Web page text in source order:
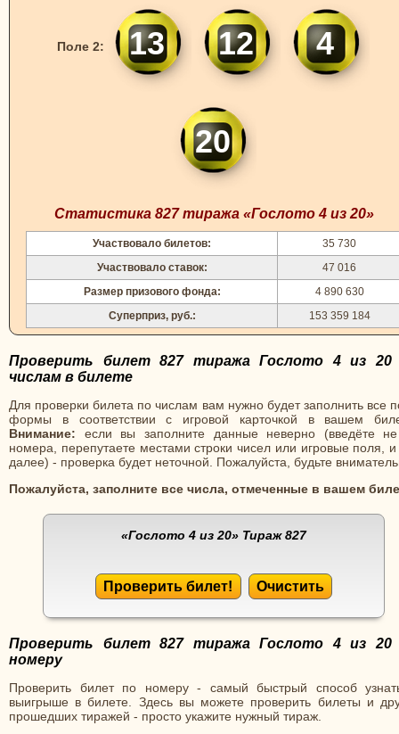
Поле 2: 13 12 4
20
Статистика 827 тиража «Гослото 4 из 20»
Участвовало билетов:
35 730
Участвовало ставок:
47 016
Размер призового фонда:
4 890 630
Суперприз, руб.:
153 359 184
Проверить билет 827 тиража Гослото 4 из 20
числам в билете
Для проверки билета по числам вам нужно будет заполнить все
формы в соответствии с игровой карточкой в вашем
Внимание: если вы заполните данные неверно (введёте
номера, перепутаете местами строки чисел или игровые поля, и
далее) - проверка будет неточной. Пожалуйста, будьте
Пожалуйста, заполните все числа, отмеченные в вашем
«Гослото 4 из 20» Тираж 827
Проверить билет! Очистить
Проверить билет 827 тиража Гослото 4 из 20
номеру
Проверить билет по номеру - самый быстрый способ
выигрыше в билете. Здесь вы можете проверить билеты и
прошедших тиражей - просто укажите нужный тираж.